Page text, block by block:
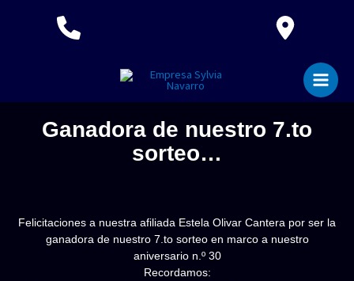
Ganadora de nuestro 7.to
sorteo…
Felicitaciones a nuestra afiliada Estela Olivar Cantera por ser la
ganadora de nuestro 7.to sorteo en marco a nuestro
aniversario n.º 30
Recordamos: